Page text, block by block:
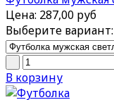
Цена: 287,00 руб
Выберите вариант:
В корзину